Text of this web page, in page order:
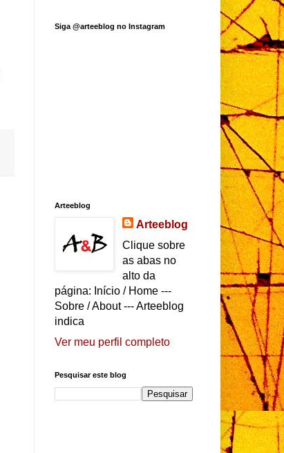
Siga @arteeblog no Instagram
Arteeblog
Arteeblog
Clique sobre
as abas no
alto da
página: Início / Home ---
Sobre / About --- Arteeblog
indica
Ver meu perfil completo
Pesquisar este blog